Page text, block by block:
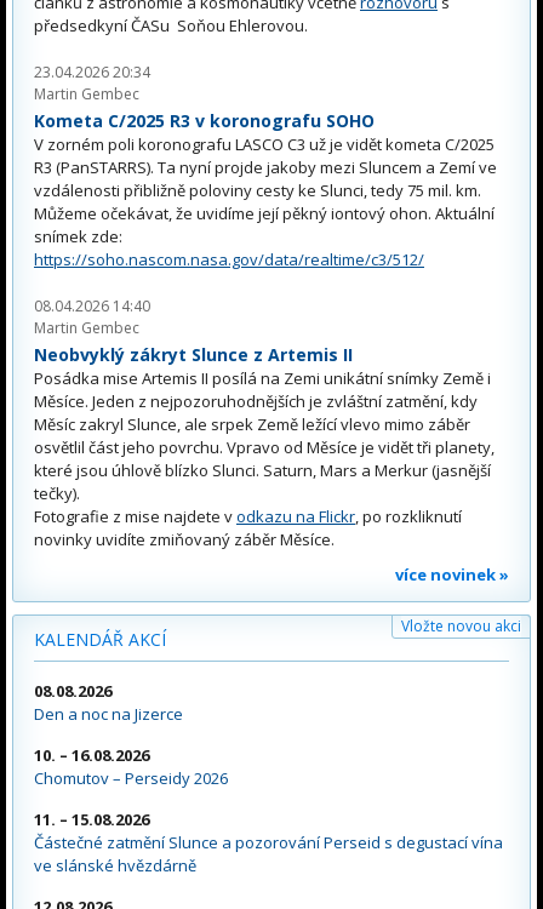
předsedkyní ČASu Soňou Ehlerovou.
23.04.2026 20:34
Martin Gembec
Kometa C/2025 R3 v koronografu SOHO
V zorném poli koronografu LASCO C3 už je vidět kometa C/2025
R3 (PanSTARRS). Ta nyní projde jakoby mezi Sluncem a Zemí ve
vzdálenosti přibližně poloviny cesty ke Slunci, tedy 75 mil. km.
Můžeme očekávat, že uvidíme její pěkný iontový ohon. Aktuální
snímek zde:
https://soho.nascom.nasa.gov/data/realtime/c3/512/
08.04.2026 14:40
Martin Gembec
Neobvyklý zákryt Slunce z Artemis II
Posádka mise Artemis II posílá na Zemi unikátní snímky Země i
Měsíce. Jeden z nejpozoruhodnějších je zvláštní zatmění, kdy
Měsíc zakryl Slunce, ale srpek Země ležící vlevo mimo záběr
osvětlil část jeho povrchu. Vpravo od Měsíce je vidět tři planety,
které jsou úhlově blízko Slunci. Saturn, Mars a Merkur (jasnější
tečky).
Fotografie z mise najdete vodkazu na Flickr, po rozkliknutí
novinky uvidíte zmiňovaný záběr Měsíce.
více novinek »
KALENDÁŘ AKCÍ
Vložte novou akci
08.08.2026
Den a noc na Jizerce
10. – 16.08.2026
Chomutov – Perseidy 2026
11. – 15.08.2026
Částečné zatmění Slunce a pozorování Perseid s degustací vína
ve slánské hvězdárně